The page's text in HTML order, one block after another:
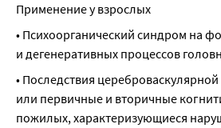
Применение у взрослых
• Психоорганический синдром на
и дегенеративных процессов
• Последствия
или первичные и вторичные
пожилых, характеризующиеся